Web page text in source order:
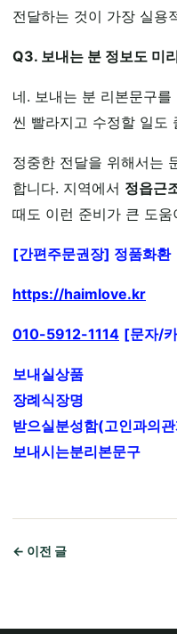
전달하는 것이 가장 실용
Q3. 보내는 분 정보도 미
네. 보내는 분 리본문구
씬 빨라지고 수정할 일도
정중한 전달을 위해서는
합니다. 지역에서 정읍근
때도 이런 준비가 큰 도움
[간편주문권장] 정품화환
https://haimlove.kr
010-5912-1114 [문자/
보내실상품
장례식장명
받으실분성함(고인과의
보내시는분리본문구
← 이전 글